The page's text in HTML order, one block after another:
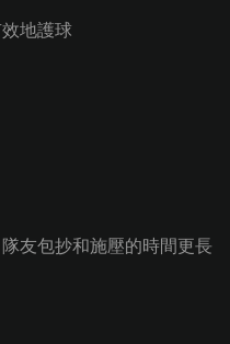
地護球
友包抄和施壓的時間更長